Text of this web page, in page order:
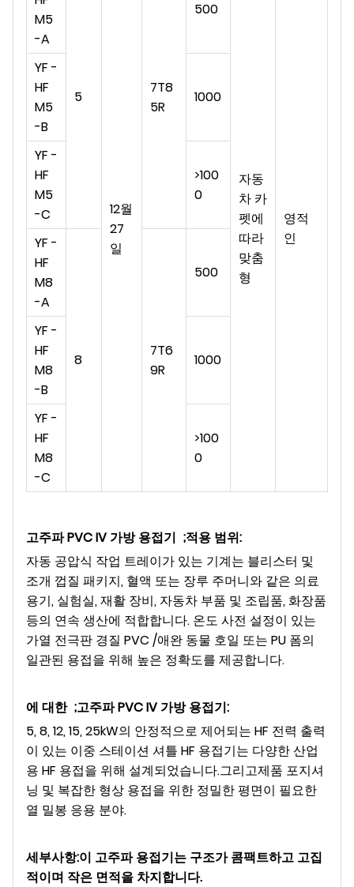
M5
-A
5
12월
27
일
7T8
5R
500
자동
차 카
펫에
따라
맞춤
형
영적
인
YF -
HF
M5
-B
1000
YF -
HF
M5
-C
>100
0
YF -
HF
M8
-A
8
7T6
9R
500
YF -
HF
M8
-B
1000
YF -
HF
M8
-C
>100
0
고주파 PVC IV 가방 용접기 ;적용 범위:
자동 공압식 작업 트레이가 있는 기계는 블리스터 및
조개 껍질 패키지, 혈액 또는 장루 주머니와 같은 의료
용기, 실험실, 재활 장비, 자동차 부품 및 조립품, 화장품
등의 연속 생산에 적합합니다. 온도 사전 설정이 있는
가열 전극판 경질 PVC /애완 동물 호일 또는 PU 폼의
일관된 용접을 위해 높은 정확도를 제공합니다.
에 대한 ;고주파 PVC IV 가방 용접기:
5, 8, 12, 15, 25kW의 안정적으로 제어되는 HF 전력 출력
이 있는 이중 스테이션 셔틀 HF 용접기는 다양한 산업
용 HF 용접을 위해 설계되었습니다.그리고제품 포지셔
닝 및 복잡한 형상 용접을 위한 정밀한 평면이 필요한
열 밀봉 응용 분야.
세부사항:이 고주파 용접기는 구조가 콤팩트하고 고집
적이며 작은 면적을 차지합니다.